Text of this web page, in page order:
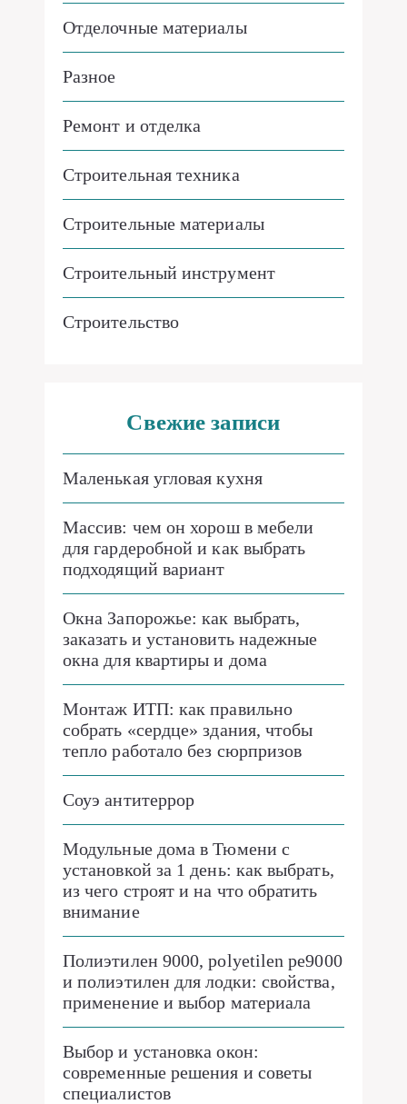
Отделочные материалы
Разное
Ремонт и отделка
Строительная техника
Строительные материалы
Строительный инструмент
Строительство
Свежие записи
Маленькая угловая кухня
Массив: чем он хорош в мебели
для гардеробной и как выбрать
подходящий вариант
Окна Запорожье: как выбрать,
заказать и установить надежные
окна для квартиры и дома
Монтаж ИТП: как правильно
собрать «сердце» здания, чтобы
тепло работало без сюрпризов
Соуэ антитеррор
Модульные дома в Тюмени с
установкой за 1 день: как выбрать,
из чего строят и на что обратить
внимание
Полиэтилен 9000, polyetilen pe9000
и полиэтилен для лодки: свойства,
применение и выбор материала
Выбор и установка окон:
современные решения и советы
специалистов